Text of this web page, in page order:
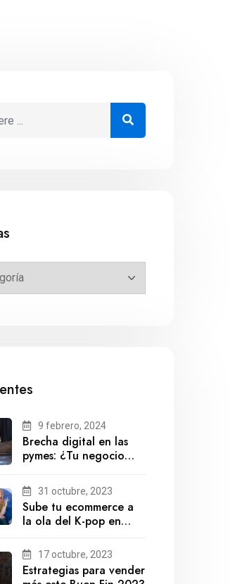
9 febrero, 2024
Brecha digital en las
pymes: ¿Tu negocio
futuro?31 octubre, 2023
Sube tu ecommerce a
la ola del K-pop en
17 octubre, 2023
Estrategias para vender